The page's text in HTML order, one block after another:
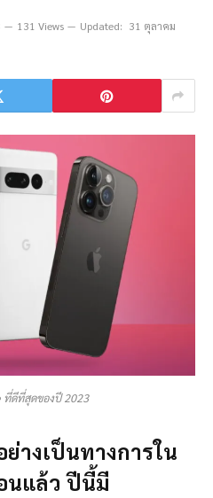
131 Views Updated: 31 ตุลาคม
ที่ดีที่สุดของปี 2023
างเป็นทางการใน
นแล้ว ปีนี้มี